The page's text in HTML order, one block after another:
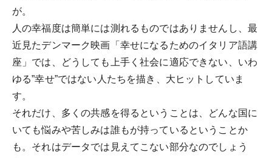
が。
人の幸福度は簡単には測れるものではありませんし、最
近見たデンマーク映画「幸せになるためのイタリア語講
座」では、どうしても上手く社会に適応できない、いわ
ゆる”幸せ”ではない人たちを描き、大ヒットしていま
す。
それだけ、多くの共感を得るということは、どんな国に
いても悩みや苦しみは誰もが持っているということか
も。それはデータでは見えてこない部分なのでしょう